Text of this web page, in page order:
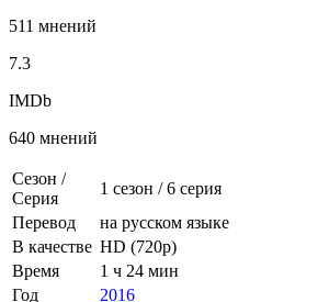
511 мнений
7.3
IMDb
640 мнений
Сезон /
Серия
1 сезон /6 серия
Перевод
на русском языке
В качестве HD (720p)
Время
1 ч 24 мин
Год
2016